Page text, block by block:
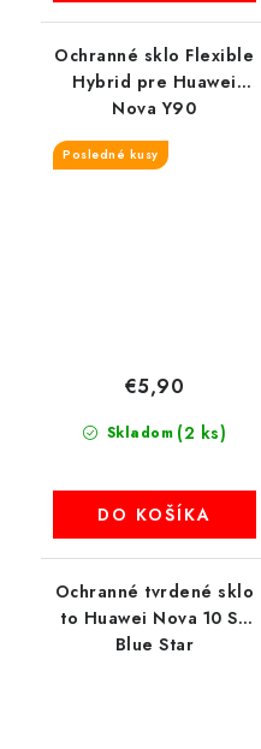
Ochranné sklo Flexible
Hybrid pre Huawei
Nova Y90
Posledné kusy
Skladom (2 ks)
€5,90
DO KOŠÍKA
Ochranné tvrdené sklo
to Huawei Nova 10 SE
Blue Star